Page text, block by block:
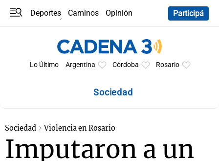
Deportes Caminos
Opinión
Participá
Lo Último Argentina Córdoba Rosario
Sociedad
Sociedad Violencia en Rosario
Imputaron a un